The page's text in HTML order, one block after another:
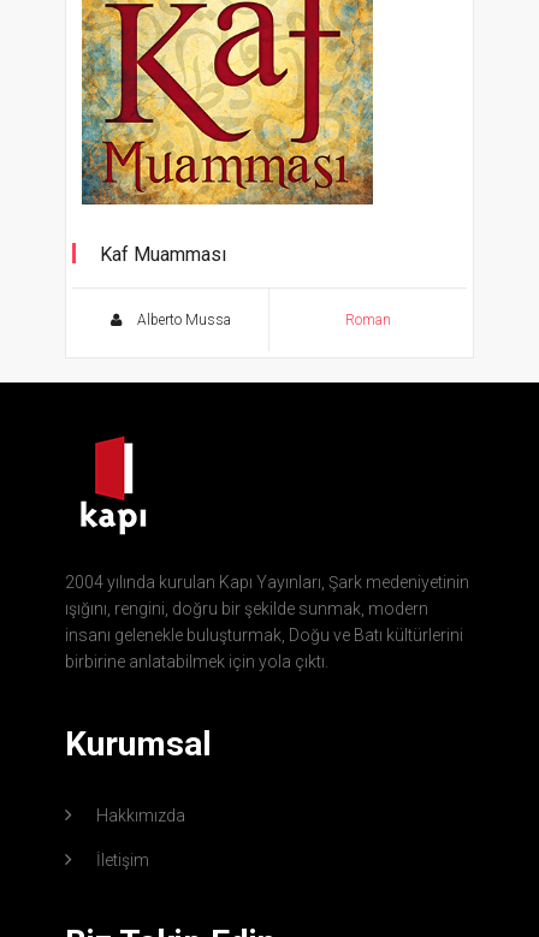
Kaf Muamması
Alberto Mussa Roman
2004 yılında kurulan Kapı Yayınları, Şark medeniyetinin
ışığını, rengini, doğru bir şekilde sunmak, modern
insanı gelenekle buluşturmak, Doğu ve Batı kültürlerini
birbirine anlatabilmek için yola çıktı.
Kurumsal
Hakkımızda
İletişim